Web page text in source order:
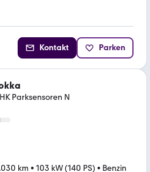
Kontakt Parken
Parksensoren N
km • 103 kW (140 PS) • Benzin